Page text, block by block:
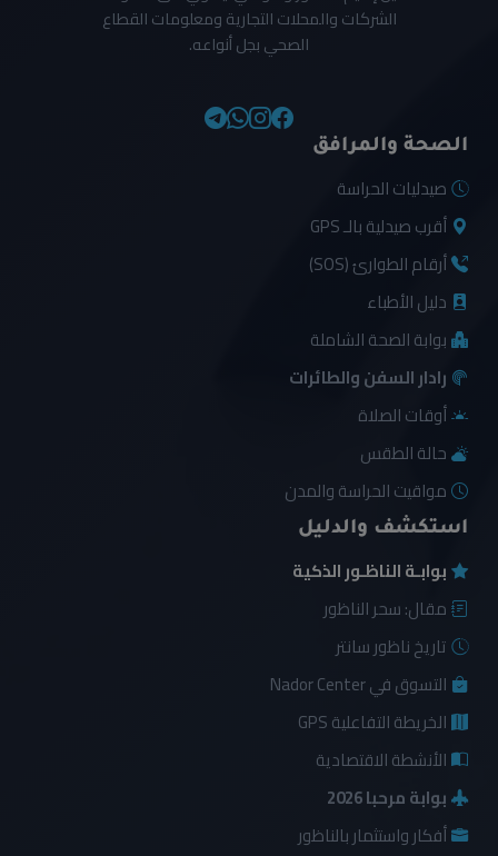
الشركات والمحلات التجارية ومعلومات القطاع
الصحي بجل أنواعه.
الصحة والمرافق
صيدليات الحراسة
أقرب صيدلية بالـ GPS
أرقام الطوارئ (SOS)
دليل الأطباء
بوابة الصحة الشاملة
رادار السفن والطائرات
أوقات الصلاة
حالة الطقس
مواقيت الحراسة والمدن
استكشف والدليل
بوابـة الناظـور الذكية
مقال: سحر الناظور
تاريخ ناظور سانتر
التسوق في Nador Center
الخريطة التفاعلية GPS
الأنشطة الاقتصادية
بوابة مرحبا 2026
أفكار واستثمار بالناظور